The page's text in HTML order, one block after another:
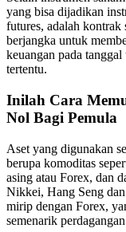
yang bisa dijadikan
futures, adalah kontrak
berjangka untuk
keuangan pada
tertentu.
Inilah Cara
Nol Bagi Pemula
Aset yang digunakan
berupa komoditas
asing atau Forex, dan
Nikkei, Hang Seng
mirip dengan Forex,
semenarik